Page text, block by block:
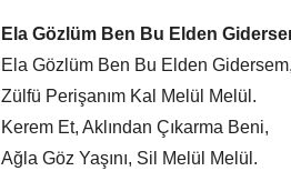
Ela Gözlüm Ben Bu Elden
Ela Gözlüm Ben Bu Elden
Zülfü Perişanım Kal Melül Melül.
Kerem Et, Aklından Çıkarma Beni,
Ağla Göz Yaşını, Sil Melül Melül.